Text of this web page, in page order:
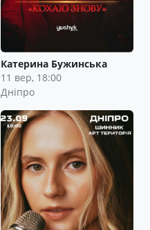
Катерина Бужинська
11 вер, 18:00
Дніпро